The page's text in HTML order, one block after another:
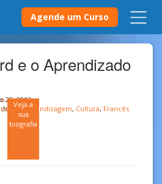
Agende um Curso
e o Aprendizado
Veja a
sua
biografia
25, 2013
emAprendizagem, Cultura, Francês